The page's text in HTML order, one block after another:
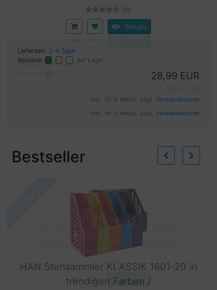
(0)
Details
Lieferzeit: 3-4 Tage
Bestand:
auf Lager
28,99 EUR
inkl. 19 % MwSt. zzgl. Versandkosten
HAN Stehsammler KLASSIK 1601-20 in
trendigen Farben /
Zeitschriftensammler in klassischem